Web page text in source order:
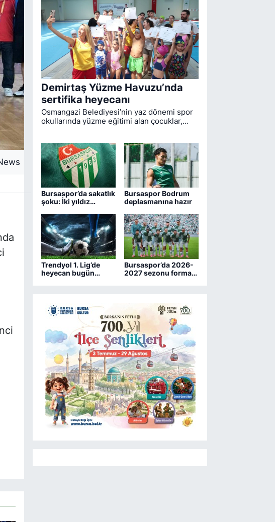
Demirtaş Yüzme Havuzu’nda
sertifika heyecanı
Osmangazi Belediyesi’nin yaz dönemi spor
okullarında yüzme eğitimi alan çocuklar,
Bursaspor’da sakatlık
şoku: İki yıldız
Bursaspor Bodrum
deplasmanına hazır
Trendyol 1. Lig’de
heyecan bugün
Bursaspor’da 2026-
2027 sezonu forma